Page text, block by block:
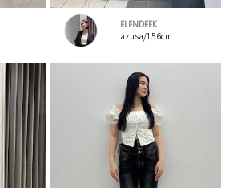
ELENDEEK
azusa/156cm